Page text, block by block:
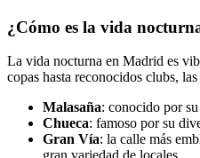
¿Cómo es la vida
La vida nocturna en Madrid es
copas hasta reconocidos clubs,
Malasaña: conocido por
Chueca: famoso por su
Gran Vía: la calle más